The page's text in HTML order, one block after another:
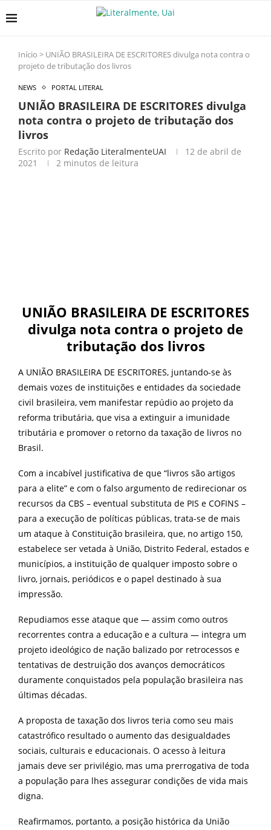
Início > UNIÃO BRASILEIRA DE ESCRITORES divulga nota contra o
projeto de tributação dos livros
NEWS PORTAL LITERAL
UNIÃO BRASILEIRA DE ESCRITORES divulga
nota contra o projeto de tributação dos
livros
Escrito por Redação LiteralmenteUAI
12 de abril de
2021
2 minutos de leitura
UNIÃO BRASILEIRA DE ESCRITORES
divulga nota contra o projeto de
tributação dos livros
A UNIÃO BRASILEIRA DE ESCRITORES, juntando-se às
demais vozes de instituições e entidades da sociedade
civil brasileira, vem manifestar repúdio ao projeto da
reforma tributária, que visa a extinguir a imunidade
tributária e promover o retorno da taxação de livros no
Brasil.
Com a incabível justificativa de que “livros são artigos
para a elite” e com o falso argumento de redirecionar os
recursos da CBS – eventual substituta de PIS e COFINS –
para a execução de políticas públicas, trata-se de mais
um ataque à Constituição brasileira, que, no artigo 150,
estabelece ser vetada à União, Distrito Federal, estados e
municípios, a instituição de qualquer imposto sobre o
livro, jornais, periódicos e o papel destinado à sua
impressão.
Repudiamos esse ataque que — assim como outros
recorrentes contra a educação e a cultura — integra um
projeto ideológico de nação balizado por retrocessos e
tentativas de destruição dos avanços democráticos
duramente conquistados pela população brasileira nas
últimas décadas.
A proposta de taxação dos livros teria como seu mais
catastrófico resultado o aumento das desigualdades
sociais, culturais e educacionais. O acesso à leitura
jamais deve ser privilégio, mas uma prerrogativa de toda
a população para lhes assegurar condições de vida mais
digna.
Reafirmamos, portanto, a posição histórica da União